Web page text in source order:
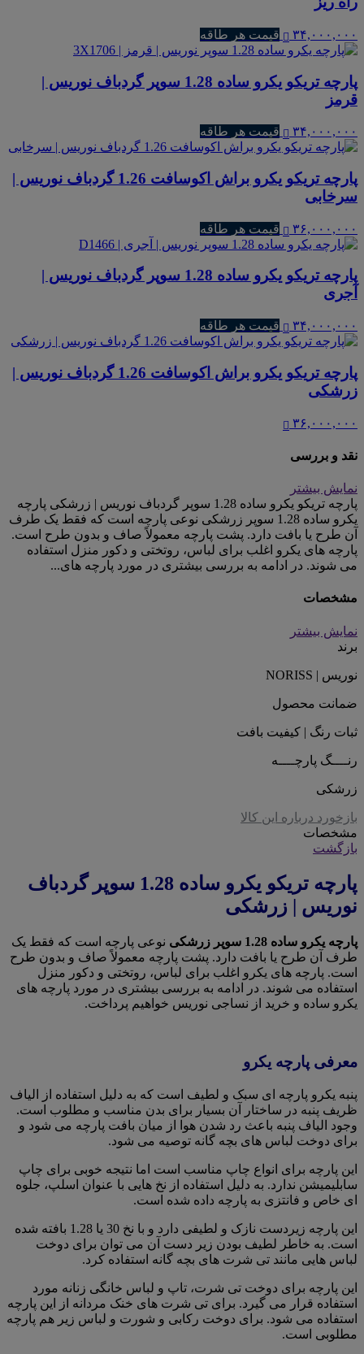
۳۴,۰۰۰,۰۰۰ قیمت هر طاقه
پارچه تریکو یکرو ساده 1.28 سوپر گردباف نوریس |
قرمز
۳۴,۰۰۰,۰۰۰ قیمت هر طاقه
پارچه تریکو یکرو براش اکوسافت 1.26 گردباف نوریس |
سرخابی
۳۶,۰۰۰,۰۰۰ قیمت هر طاقه
پارچه تریکو یکرو ساده 1.28 سوپر گردباف نوریس |
آجری
۳۴,۰۰۰,۰۰۰ قیمت هر طاقه
پارچه تریکو یکرو براش اکوسافت 1.26 گردباف نوریس |
زرشکی
۳۶,۰۰۰,۰۰۰
نقد و بررسی
نمایش بیشتر
پارچه تریکو یکرو ساده 1.28 سوپر گردباف نوریس | زرشکی پارچه
یکرو ساده 1.28 سوپر زرشکی نوعی پارچه است که فقط یک طرف
آن طرح یا بافت دارد. پشت پارچه معمولاً صاف و بدون طرح است.
پارچه های یکرو اغلب برای لباس، روتختی و دکور منزل استفاده
می شوند. در ادامه به بررسی بیشتری در مورد پارچه های...
مشخصات
نمایش بیشتر
برند
نوریس | NORISS
ضمانت محصول
ثبات رنگ | کیفیت بافت
رنــــگ پارچــــه
زرشکی
بازخورد درباره این کالا
مشخصات
بازگشت
پارچه تریکو یکرو ساده 1.28 سوپر گردباف
نوریس | زرشکی
پارچه یکرو ساده 1.28 سوپر زرشکی
نوعی پارچه است که فقط یک
طرف آن طرح یا بافت دارد. پشت پارچه معمولاً صاف و بدون طرح
است. پارچه های یکرو اغلب برای لباس، روتختی و دکور منزل
استفاده می شوند. در ادامه به بررسی بیشتری در مورد پارچه های
یکرو ساده و خرید از نساجی نوریس خواهیم پرداخت.
معرفی پارچه یکرو
پنبه یکرو پارچه ای سبک و لطیف است که به دلیل استفاده از الیاف
ظریف پنبه در ساختار آن بسیار برای بدن مناسب و مطلوب است.
وجود الیاف پنبه باعث رد شدن هوا از میان بافت پارچه می شود و
برای دوخت لباس های بچه گانه توصیه می شود.
این پارچه برای انواع چاپ مناسب است اما نتیجه خوبی برای چاپ
سابلیمیشن ندارد. به دلیل استفاده از نخ هایی با عنوان اسلپ، جلوه
ای خاص و فانتزی به پارچه داده شده است.
این پارچه زیردست نازک و لطیفی دارد و با نخ 30 یا 1.28 بافته شده
است. به خاطر لطیف بودن زیر دست آن می توان برای دوخت
لباس هایی مانند تی شرت های بچه گانه استفاده کرد.
این پارچه برای دوخت تی شرت، تاپ و لباس خانگی زنانه مورد
استفاده قرار می گیرد. برای تی شرت های خنک مردانه از این پارچه
استفاده می شود. برای دوخت رکابی و شورت و لباس زیر هم پارچه
مطلوبی است.